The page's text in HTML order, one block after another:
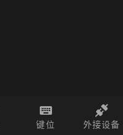
键位 外接设备